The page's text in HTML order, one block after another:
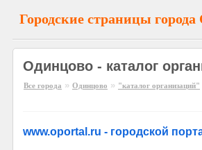
Городские страницы
Одинцово - каталог
Все города » Одинцово » "каталог организаций"
www.oportal.ru - городской